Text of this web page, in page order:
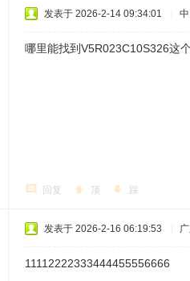
发表于 2026-2-14 09:34:01
哪里能找到V5R023C10S326这
回复 顶 踩
发表于 2026-2-16 06:19:53
11112222333444455556666